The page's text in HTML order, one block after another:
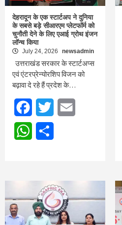
देहरादून के एक स्टार्टअप ने दुनिया
के सबसे बड़े सीआरएम प्लेटफॉर्म को
चुनौती देने के लिए एआई ग्रोथ इंजन
लॉन्च किया
July 24, 2026 newsadmin
उत्तराखंड सरकार के स्टार्टअप्स
एवं एंटरप्रेन्योरशिप विजन को
बढ़ावा दे रहे हैं प्रदेश के…
FacebookTwitter
WhatsApp